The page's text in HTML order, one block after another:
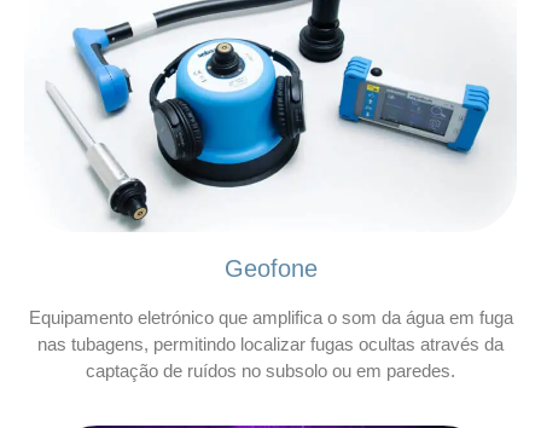
Geofone
Equipamento eletrónico que amplifica o som da água em fuga
nas tubagens, permitindo localizar fugas ocultas através da
captação de ruídos no subsolo ou em paredes.